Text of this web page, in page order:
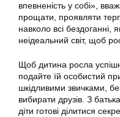
впевненість у собі»,
прощати, проявляти
навколо всі бездоганні,
неідеальний світ, щоб
Щоб дитина росла
подайте їй особистий
шкідливими звичками,
вибирати друзів. З
діти готові ділитися